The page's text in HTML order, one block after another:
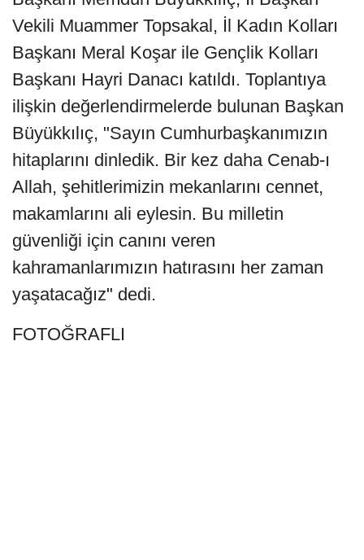
Vekili Muammer Topsakal, İl Kadın Kolları
Başkanı Meral Koşar ile Gençlik Kolları
Başkanı Hayri Danacı katıldı. Toplantıya
ilişkin değerlendirmelerde bulunan Başkan
Büyükkılıç, "Sayın Cumhurbaşkanımızın
hitaplarını dinledik. Bir kez daha Cenab-ı
Allah, şehitlerimizin mekanlarını cennet,
makamlarını ali eylesin. Bu milletin
güvenliği için canını veren
kahramanlarımızın hatırasını her zaman
yaşatacağız" dedi.
FOTOĞRAFLI